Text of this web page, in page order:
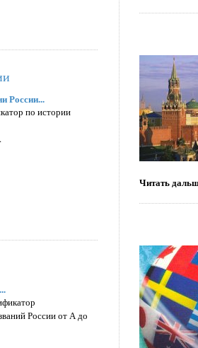
России...
по истории
России от А до
Читать